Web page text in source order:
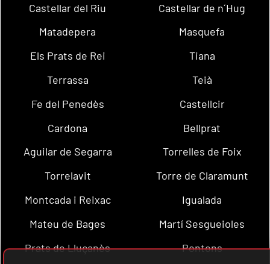
Castellar del Riu
Castellar de n´Hug
Matadepera
Masquefa
Els Prats de Rei
Tiana
Terrassa
Teià
Fe del Penedès
Castellcir
Cardona
Bellprat
Aguilar de Segarra
Torrelles de Foix
Torrelavit
Torre de Claramunt
Montcada i Reixac
Igualada
Mateu de Bages
Martí Sesgueioles
Prats de Lluçanès
Pontons